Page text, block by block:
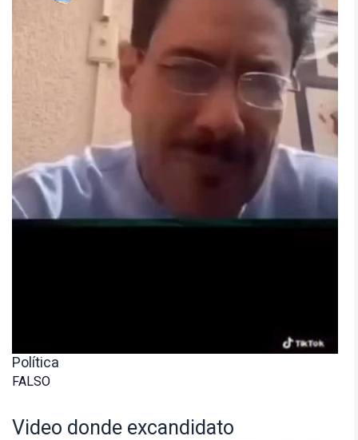
Política
FALSO
Video donde excandidato